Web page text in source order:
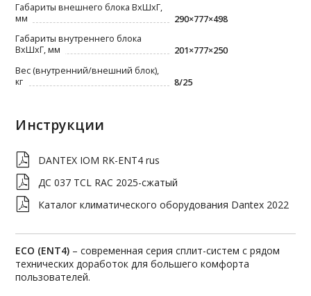
Габариты внешнего блока ВxШxГ,
мм
290×777×498
Габариты внутреннего блока
ВxШxГ, мм
201×777×250
Вес (внутренний/внешний блок),
кг
8/25
Инструкции
DANTEX IOM RK-ENT4 rus
ДС 037 TCL RAC 2025-сжатый
Каталог климатического оборудования Dantex 2022
ECO (ENT4) – современная серия сплит-систем с рядом
технических доработок для большего комфорта
пользователей.